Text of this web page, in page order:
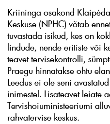
Kriininga osakond
Keskuse (NPHC) võtab
tuvastada isikud, kes on
lindude, nende eritiste või
teavet tervisekontrolli,
Praegu hinnatakse ohtu
Leedus ei ole seni
inimestel. Lisateavet leiate
Tervishoiuministeeriumi
rahvatervise keskus.